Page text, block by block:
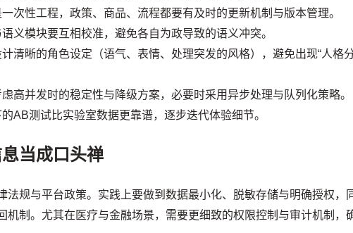
次性工程，政策、商品、流程都要有及时的更新机制与版本管理。
义模块要互相校准，避免各自为政导致的语义冲突。
清晰的角色设定（语气、表情、处理突发的风格），避免出现“人格
高并发时的稳定性与降级方案，必要时采用异步处理与队列化策略。
AB测试比实验室数据更靠谱，逐步迭代体验细节。
当成口头禅
法规与平台政策。实践上要做到数据最小化、脱敏存储与明确授权，
机制。尤其在医疗与金融场景，需要更细致的权限控制与审计机制，